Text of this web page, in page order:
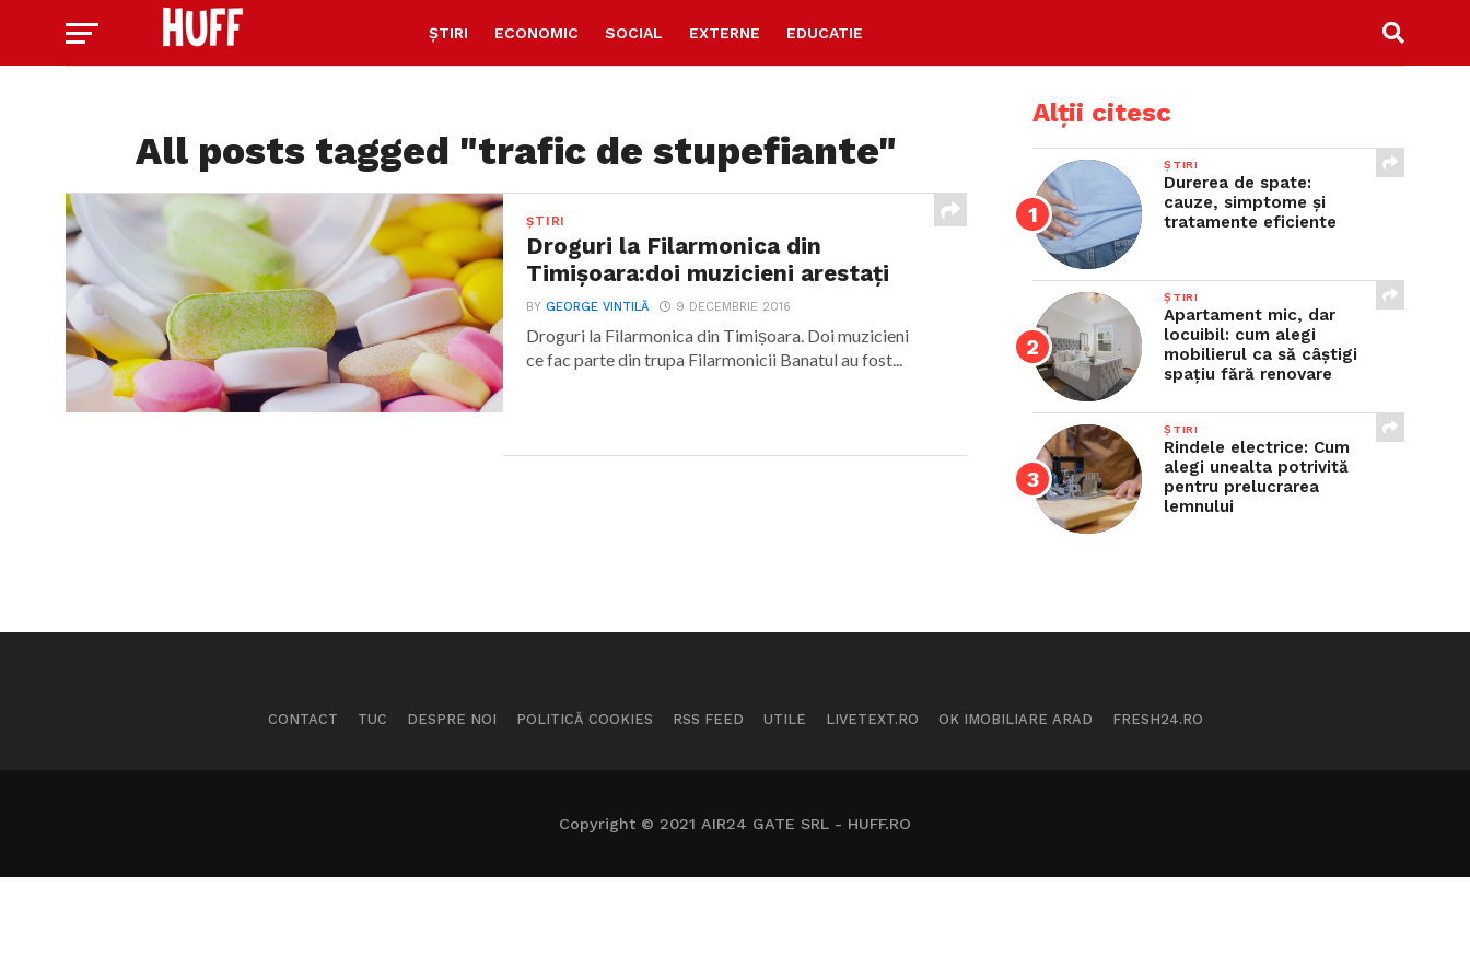
ȘTIRI ECONOMIC SOCIAL EXTERNE EDUCATIE
All posts tagged "trafic de stupefiante"
ȘTIRI
Droguri la Filarmonica din
Timișoara:doi muzicieni arestați
BYGEORGE VINTILĂ 9 DECEMBRIE 2016
Droguri la Filarmonica din Timișoara. Doi muzicieni
ce fac parte din trupa Filarmonicii Banatul au fost...
Alții citesc
ȘTIRI
Durerea de spate:
cauze, simptome și
tratamente eficiente
ȘTIRI
Apartament mic, dar
locuibil: cum alegi
mobilierul ca să câștigi
spațiu fără renovare
ȘTIRI
Rindele electrice: Cum
alegi unealta potrivită
pentru prelucrarea
lemnului
CONTACT TUC DESPRE NOI POLITICĂ COOKIES RSS FEED UTILE LIVETEXT.RO OK IMOBILIARE ARAD FRESH24.RO
Copyright © 2021 AIR24 GATE SRL - HUFF.RO